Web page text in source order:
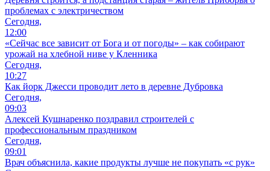
Общество
Комитет госконтроля Минской области проведет горячую
линию по проблемам в работе потребкооперации
05.08.26 10:43